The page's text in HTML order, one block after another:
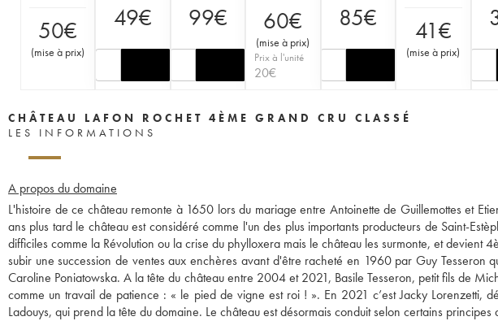
50€
(mise à prix)
49€ 99€ 60€
(mise à prix)
Prix à l'unité
20€
85€ 41€
(mise à prix)
CHÂTEAU LAFON ROCHET 4ÈME GRAND CRU CLASSÉ
LES INFORMATIONS
A propos du domaine
L'histoire de ce château remonte à 1650 lors du mariage entre Antoinette de Guillemottes et
ans plus tard le château est considéré comme l'un des plus importants producteurs de Saint-
difficiles comme la Révolution ou la crise du phylloxera mais le château les surmonte, et devient
subir une succession de ventes aux enchères avant d'être racheté en 1960 par Guy
Caroline Poniatowska. A la tête du château entre 2004 et 2021, Basile Tesseron, petit fils de
comme un travail de patience : « le pied de vigne est roi ! ». En 2021 c’est Jacky Lorenzetti,
Ladouys, qui prend la tête du domaine. Le château est désormais conduit selon certains